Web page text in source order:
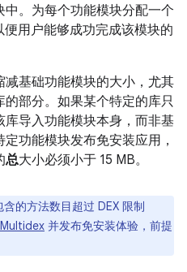
。为每个功能模块分配一个
用户能够成功完成该模块的
基础功能模块的大小，尤其
部分。如果某个特定的库只
导入功能模块本身，而非基
功能模块发布免安装应用，
总大小必须小于 15 MB。
的方法数目超过 DEX 限制
并发布免安装体验，前提